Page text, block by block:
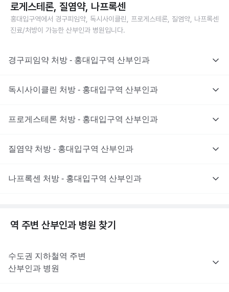
로게스테론, 질염약, 나프록센
홍대입구역에서 경구피임약, 독시사이클린, 프로게스테론, 질염약, 나프록센
진료/처방이 가능한 산부인과 병원입니다.
경구피임약 처방 - 홍대입구역 산부인과
독시사이클린 처방 - 홍대입구역 산부인과
프로게스테론 처방 - 홍대입구역 산부인과
질염약 처방 - 홍대입구역 산부인과
나프록센 처방 - 홍대입구역 산부인과
역 주변 산부인과 병원 찾기
수도권 지하철역 주변
산부인과 병원